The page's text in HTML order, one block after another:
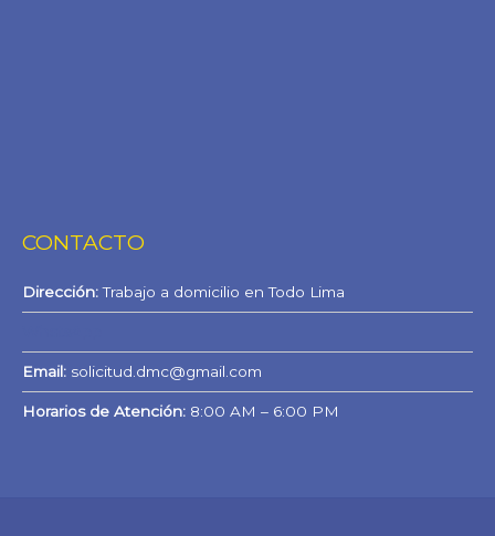
CONTACTO
Dirección:Trabajo a domicilio en Todo Lima
Email: solicitud.dmc@gmail.com
Horarios de Atención: 8:00 AM – 6:00 PM